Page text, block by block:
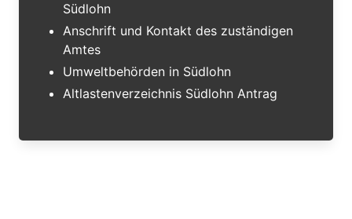
Südlohn
Anschrift und Kontakt des zuständigen
Amtes
Umweltbehörden in Südlohn
Altlastenverzeichnis Südlohn Antrag